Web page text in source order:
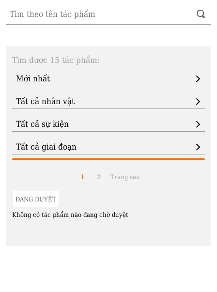
Tìm được 15 tác phẩm:
1 2 Trang sau
ĐANG DUYỆT
Không có tác phẩm nào đang chờ duyệt